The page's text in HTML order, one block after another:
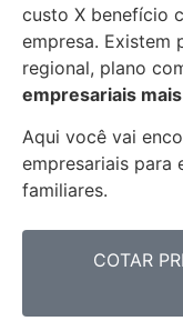
custo X benefício
empresa. Existem
regional, plano
empresariais
Aqui você vai
empresariais para
familiares.
COTAR